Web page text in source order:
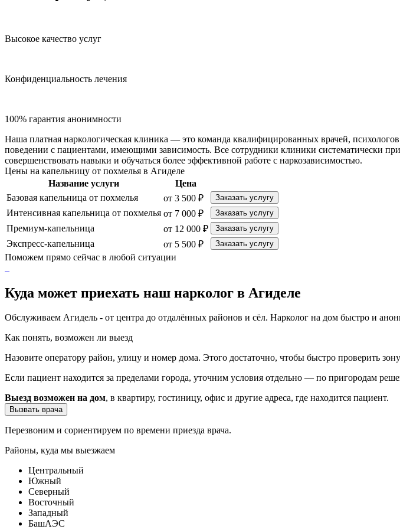
Высокое качество услуг
Конфиденциальность лечения
100% гарантия анонимности
Наша платная наркологическая клиника — это команда квалифицированных врачей,
поведении с пациентами, имеющими зависимость. Все сотрудники клиники систематически
совершенствовать навыки и обучаться более эффективной работе с наркозависимостью.
Цены на капельницу от похмелья в Агиделе
Название услуги
Цена
Базовая капельница от похмелья
от 3 500 ₽ Заказать услугу
Интенсивная капельница от похмелья от 7 000 ₽ Заказать услугу
Премиум-капельница от 12 000 ₽ Заказать услугу
Экспресс-капельница от 5 500 ₽ Заказать услугу
Поможем прямо сейчас в любой ситуации
Куда может приехать наш нарколог в Агиделе
Обслуживаем Агидель - от центра до отдалённых районов и сёл. Нарколог на дом быстро и
Как понять, возможен ли выезд
Назовите оператору район, улицу и номер дома. Этого достаточно, чтобы быстро проверить
Если пациент находится за пределами города, уточним условия отдельно — по пригородам
Выезд возможен на дом, в квартиру, гостиницу, офис и другие адреса, где находится пациент.
Вызвать врача
Перезвоним и сориентируем по времени приезда врача.
Районы, куда мы выезжаем
Центральный
Южный
Северный
Восточный
Западный
БашАЭС